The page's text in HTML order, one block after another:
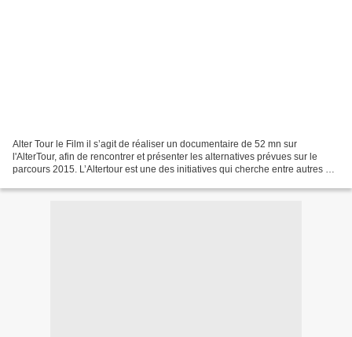
Alter Tour le Film il s’agit de réaliser un documentaire de 52 mn sur
l'AlterTour, afin de rencontrer et présenter les alternatives prévues sur le
parcours 2015. L’Altertour est une des initiatives qui cherche entre autres à